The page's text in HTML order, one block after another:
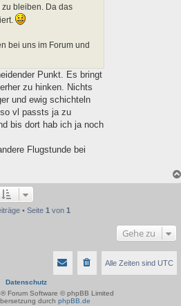
bleiben. Da das
bei uns im Forum und
Punkt. Es bringt
zu hinken. Nichts
und ewig schichteln
vl passts ja zu
bis dort hab ich ja noch
Flugstunde bei
• Seite 1 von 1
Gehe zu
Alle Zeiten sind UTC
Datenschutz
® Forum Software © phpBB Limited
durch phpBB.de